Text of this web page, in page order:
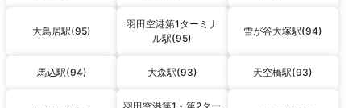
大鳥居駅(95)
羽田空港第1ターミナ
ル駅(95)
雪が谷大塚駅(94)
馬込駅(94) 大森駅(93) 天空橋駅(93)